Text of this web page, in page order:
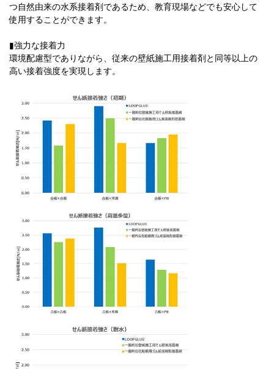
つ自然由来の水系接着剤であるため、教育現場などでも安心して
使用することができます。
▮強力な接着力
環境配慮型でありながら、従来の壁紙施工用接着剤と同等以上の
高い接着強度を実現します。